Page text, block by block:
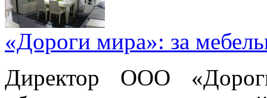
«Дороги мира»: за
Директор ООО